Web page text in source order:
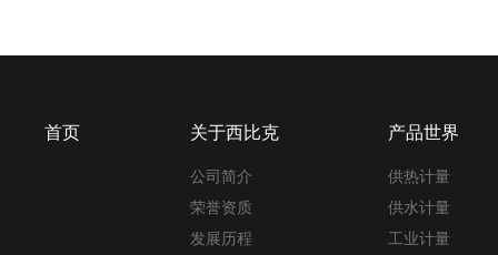
首页 关于西比克
公司简介
荣誉资质
发展历程
产品世界
供热计量
供水计量
工业计量